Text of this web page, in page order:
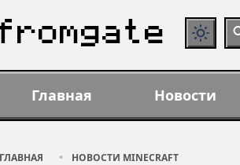
Главная Новости
ГЛАВНАЯ НОВОСТИ MINECRAFT